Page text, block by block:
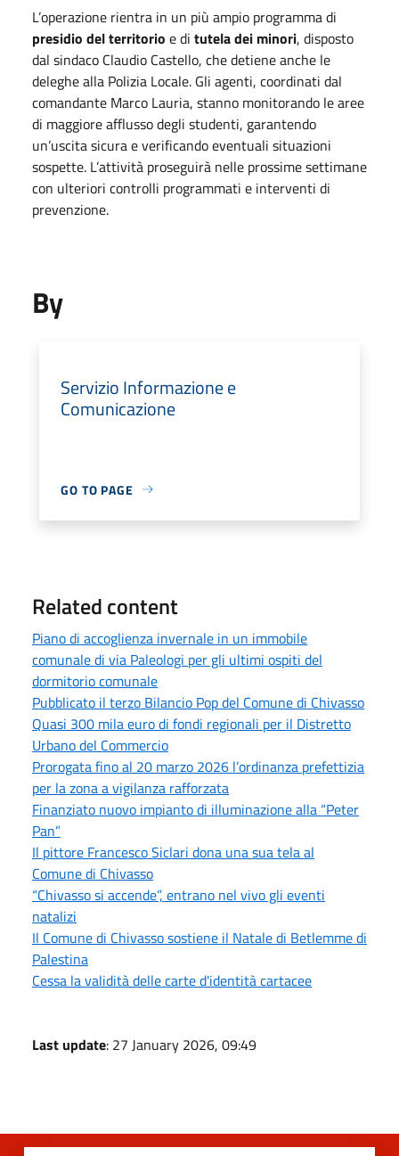
L’operazione rientra in un più ampio programma di
presidio del territorio e di tutela dei minori, disposto
dal sindaco Claudio Castello, che detiene anche le
deleghe alla Polizia Locale. Gli agenti, coordinati dal
comandante Marco Lauria, stanno monitorando le aree
di maggiore afflusso degli studenti, garantendo
un’uscita sicura e verificando eventuali situazioni
sospette. L’attività proseguirà nelle prossime settimane
con ulteriori controlli programmati e interventi di
prevenzione.
By
Servizio Informazione e
Comunicazione
GO TO PAGE
Related content
Piano di accoglienza invernale in un immobile
comunale di via Paleologi per gli ultimi ospiti del
dormitorio comunale
Pubblicato il terzo Bilancio Pop del Comune di Chivasso
Quasi 300 mila euro di fondi regionali per il Distretto
Urbano del Commercio
Prorogata fino al 20 marzo 2026 l’ordinanza prefettizia
per la zona a vigilanza rafforzata
Finanziato nuovo impianto di illuminazione alla “Peter
Pan”
Il pittore Francesco Siclari dona una sua tela al
Comune di Chivasso
“Chivasso si accende”, entrano nel vivo gli eventi
natalizi
Il Comune di Chivasso sostiene il Natale di Betlemme di
Palestina
Cessa la validità delle carte d'identità cartacee
Last update: 27 January 2026, 09:49